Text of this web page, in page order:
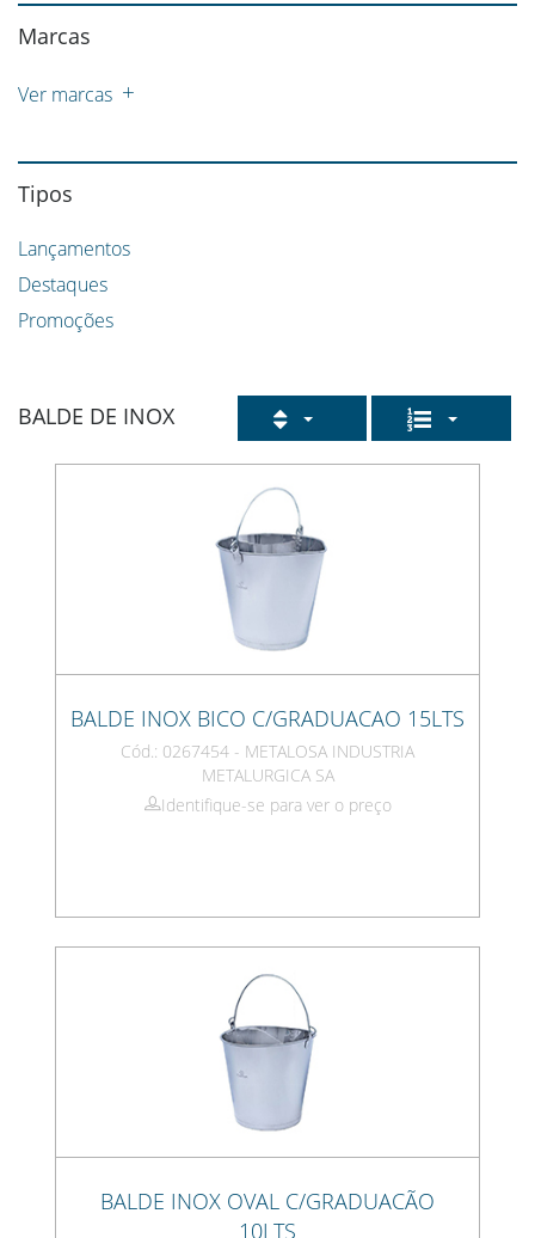
Marcas
Ver marcas
Tipos
Lançamentos
Destaques
Promoções
BALDE DE INOX
BALDE INOX BICO C/GRADUACAO 15LTS
Cód.: 0267454 - METALOSA INDUSTRIA
METALURGICA SA
Identifique-se para ver o preço
BALDE INOX OVAL C/GRADUACÃO
10LTS